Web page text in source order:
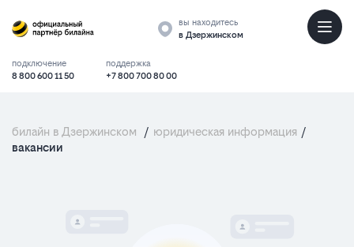
вы находитесь
в Дзержинском
подключение
8 800 600 11 50
поддержка
+7 800 700 80 00
билайн в Дзержинском / юридическая информация /
вакансии